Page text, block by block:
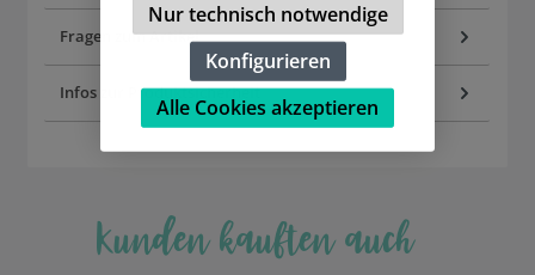
Fragen zum Artikel
Infos zur Produktsicherheit
Kunden kauften auch
Nur technisch notwendige
Konfigurieren
Alle Cookies akzeptieren